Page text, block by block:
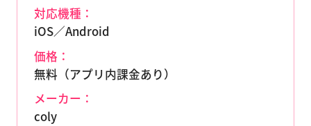
対応機種：
iOS／Android
価格：
無料（アプリ内課金あり）
メーカー：
coly